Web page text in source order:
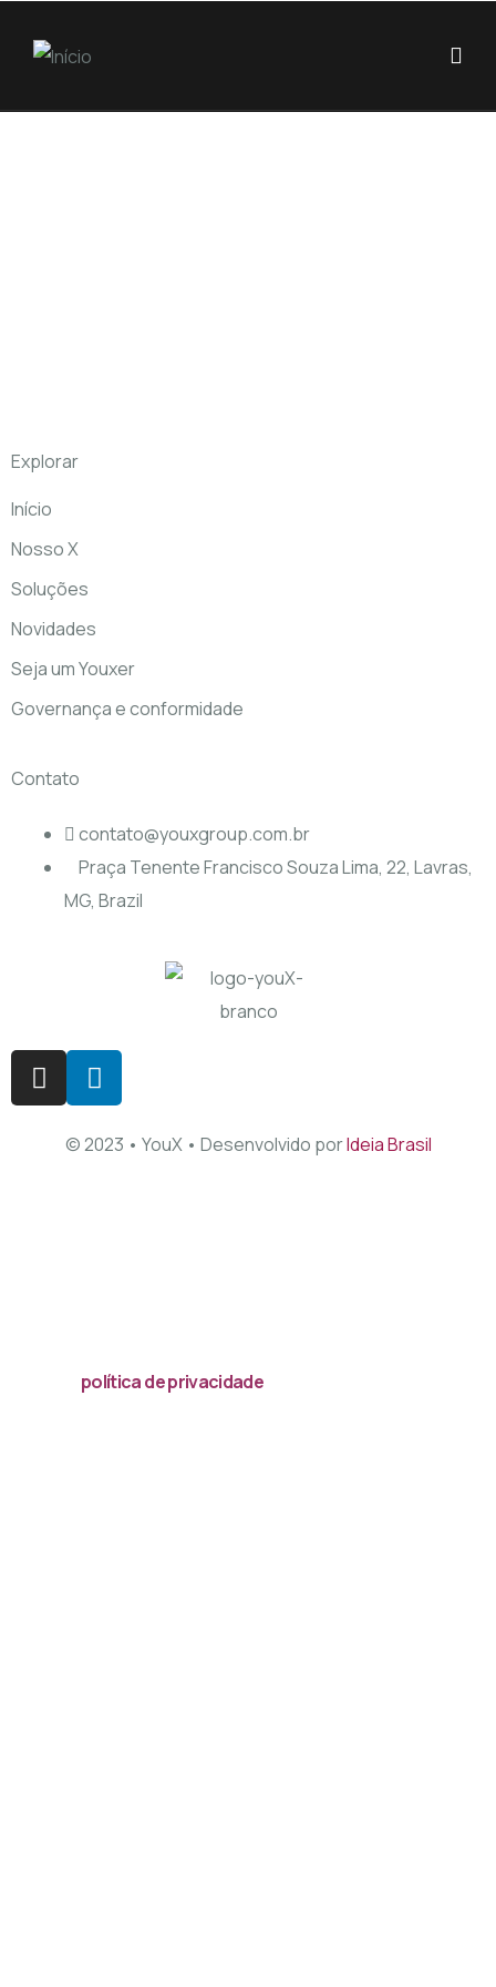
Explorar
Início
Nosso X
Soluções
Novidades
Seja um Youxer
Governança e conformidade
Contato
contato@youxgroup.com.br
Praça Tenente Francisco Souza Lima, 22, Lavras,
MG, Brazil
© 2023 • YouX • Desenvolvido porIdeia Brasil
política de privacidade